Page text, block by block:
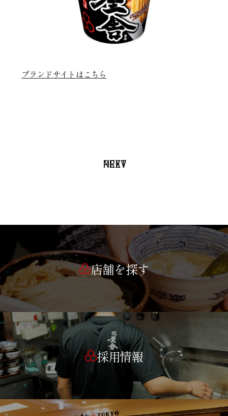
ブランドサイトはこちら
PREV
NEXT
店舗を探す
採用情報